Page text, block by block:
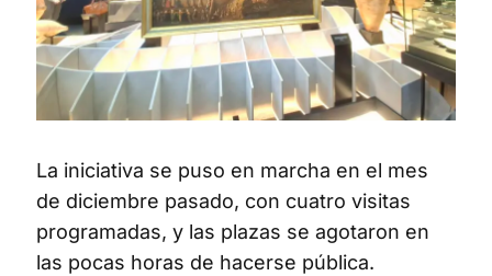
La iniciativa se puso en marcha en el mes
de diciembre pasado, con cuatro visitas
programadas, y las plazas se agotaron en
las pocas horas de hacerse pública.